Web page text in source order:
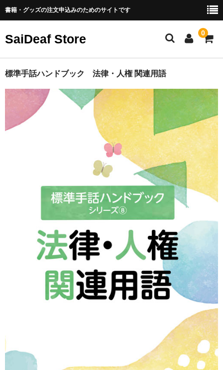
書籍・グッズの注文申込みのためのサイトです
SaiDeaf Store 0
最初にお読みください
注文方法
連盟書籍
権利・条約・法律・条例
検定試験参考書
標準手話ハンドブック 法律・人権 関連用語